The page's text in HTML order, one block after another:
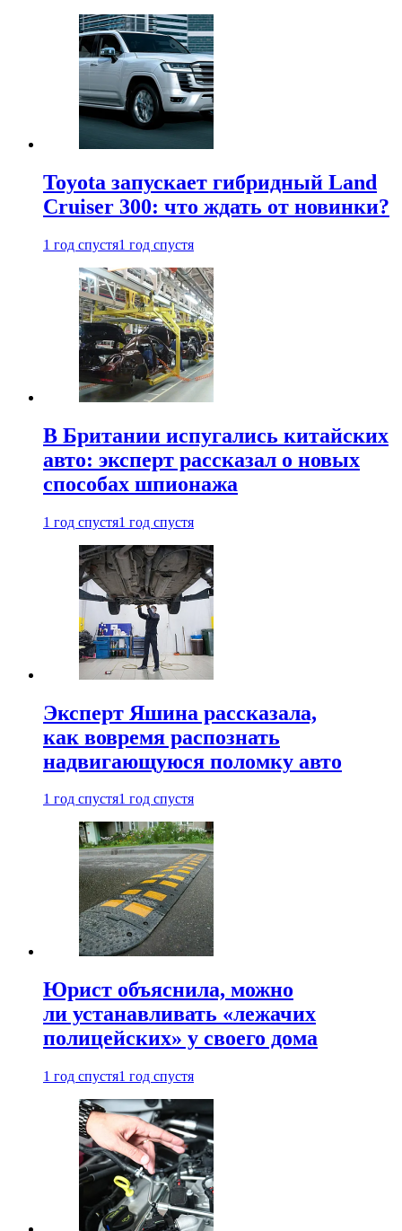
Toyota запускает гибридный Land
Cruiser 300: что ждать от новинки?
1 год спустя1 год спустя
В Британии испугались китайских
авто: эксперт рассказал о новых
способах шпионажа
1 год спустя1 год спустя
Эксперт Яшина рассказала,
как вовремя распознать
надвигающуюся поломку авто
1 год спустя1 год спустя
Юрист объяснила, можно
ли устанавливать «лежачих
полицейских» у своего дома
1 год спустя1 год спустя